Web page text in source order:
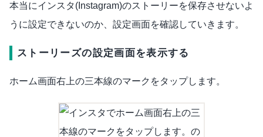
本当にインスタ(Instagram)のストーリーを保存させないよ
うに設定できないのか、設定画面を確認していきます。
ストーリーズの設定画面を表示する
ホーム画面右上の三本線のマークをタップします。